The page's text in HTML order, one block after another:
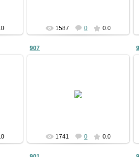
1587 0 0.0
907
1741 0 0.0